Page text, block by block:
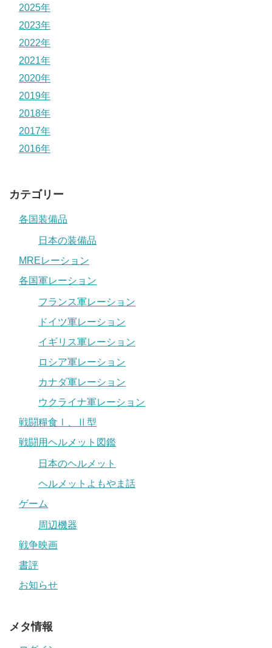
2025年
2023年
2022年
2021年
2020年
2019年
2018年
2017年
2016年
カテゴリー
各国装備品
日本の装備品
MREレーション
各国軍レーション
フランス軍レーション
ドイツ軍レーション
イギリス軍レーション
ロシア軍レーション
カナダ軍レーション
ウクライナ軍レーション
戦闘糧食Ⅰ、Ⅱ型
戦闘用ヘルメット図鑑
日本のヘルメット
ヘルメットよもやま話
ゲーム
周辺機器
戦争映画
書評
お知らせ
メタ情報